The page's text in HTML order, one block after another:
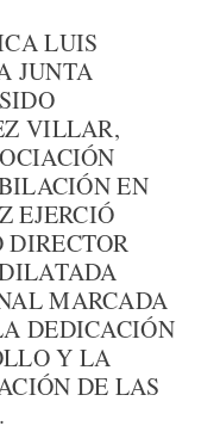
LUIS
JUNTA
VILLAR,
EN
EJERCIÓ
DIRECTOR
MARCADA
DEDICACIÓN
Y LA
DE LAS